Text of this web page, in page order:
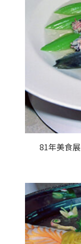
81年美食